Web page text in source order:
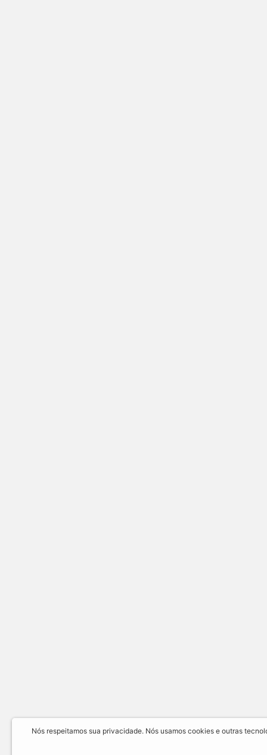
Nós respeitamos sua privacidade. Nós usamos cookies e outras